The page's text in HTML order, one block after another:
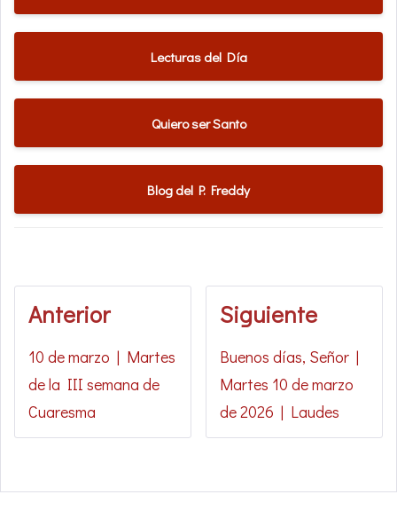
Lecturas del Día
Quiero ser Santo
Blog del P. Freddy
Anterior
10 de marzo | Martes
de la III semana de
Cuaresma
Siguiente
Buenos días, Señor |
Martes 10 de marzo
de 2026 | Laudes